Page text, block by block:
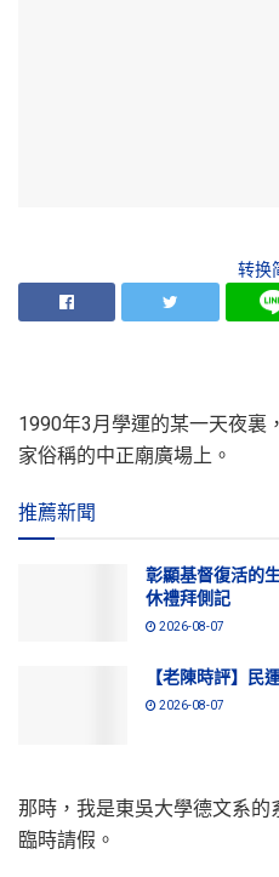
转换
1990年3月學運的某一天夜裏
家俗稱的中正廟廣場上。
推薦新聞
彰顯基督復活的
休禮拜側記
2026-08-07
【老陳時評】民
2026-08-07
那時，我是東吳大學德文系
臨時請假。